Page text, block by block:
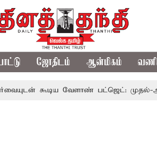
ஜோதிடம் ஆன்மிகம்
கூடிய வேளாண் பட்ஜெட்: முதல்-அமைச்சர்